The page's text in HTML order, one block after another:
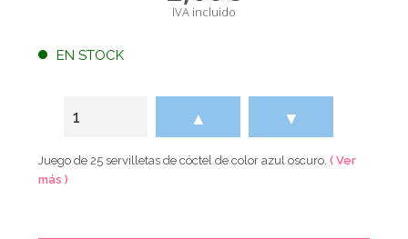
IVA incluido
EN STOCK
▲ ▼
Juego de 25 servilletas de cóctel de color azul oscuro.( Ver
más )